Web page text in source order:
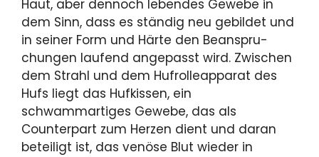
Haut, aber dennoch lebendes Gewebe in
dem Sinn, dass es ständig neu gebildet und
in seiner Form und Härte den Beanspru­
chungen laufend angepasst wird. Zwischen
dem Strahl und dem Hufrolleapparat des
Hufs liegt das Hufkissen, ein
schwammartiges Gewebe, das als
Counterpart zum Herzen dient und daran
beteiligt ist, das venöse Blut wieder in